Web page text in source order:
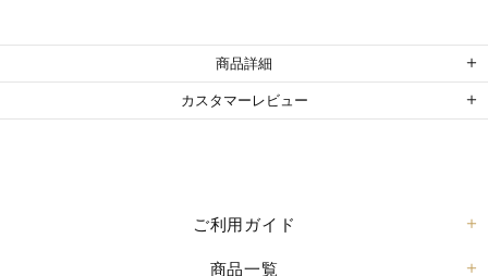
商品詳細
カスタマーレビュー
ご利用ガイド
商品一覧